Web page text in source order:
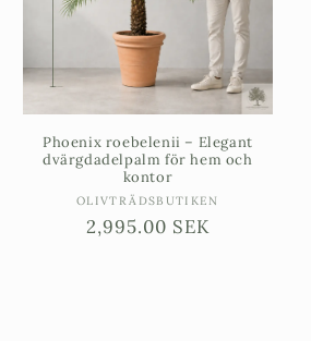
Phoenix roebelenii – Elegant
dvärgdadelpalm för hem och
kontor
Säljare:
OLIVTRÄDSBUTIKEN
Ordinarie
2,995.00 SEK